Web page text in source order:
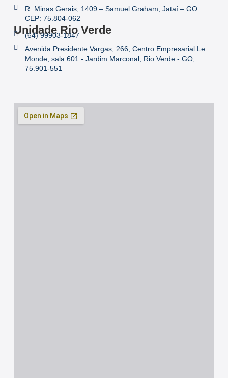
R. Minas Gerais, 1409 – Samuel Graham, Jataí – GO.
CEP: 75.804-062
Unidade Rio Verde
(64) 99903-1847
Avenida Presidente Vargas, 266, Centro Empresarial Le
Monde, sala 601 - Jardim Marconal, Rio Verde - GO,
75.901-551